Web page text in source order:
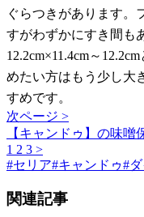
ぐらつきがあります。
すがわずかにすき間も
12.2cm×11.4cm～
めたい方はもう少し大
すめです。
次ページ >
【キャンドゥ】の味噌
1 2 3 >
#セリア#キャンドゥ#
関連記事